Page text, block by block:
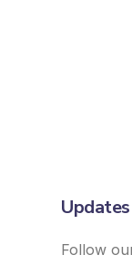
Updates
Follow